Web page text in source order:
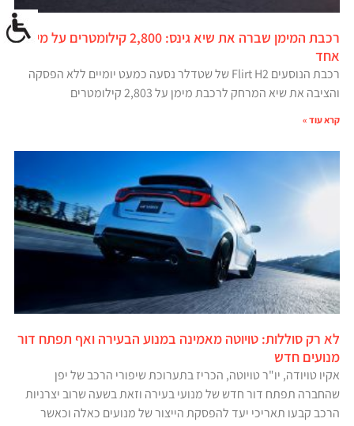
רכבת המימן שברה את שיא גינס: 2,800 קילומטרים על מיכל
אחד
רכבת הנוסעים Flirt H2 של שטדלר נסעה כמעט יומיים ללא הפסקה
והציבה את שיא המרחק לרכבת מימן על 2,803 קילומטרים
קרא עוד »
לא רק סוללות: טויוטה מאמינה במנוע הבעירה ואף תפתח דור
מנועים חדש
אקיו טויודה, יו"ר טויוטה, הכריז בתערוכת שיפורי הרכב של יפן
שהחברה תפתח דור חדש של מנועי בעירה וזאת בשעה שרוב יצרניות
הרכב קבעו תאריכי יעד להפסקת הייצור של מנועים כאלה וכאשר